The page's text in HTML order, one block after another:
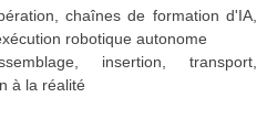
chaînes de formation d'IA,
robotique autonome
insertion, transport,
à la réalité